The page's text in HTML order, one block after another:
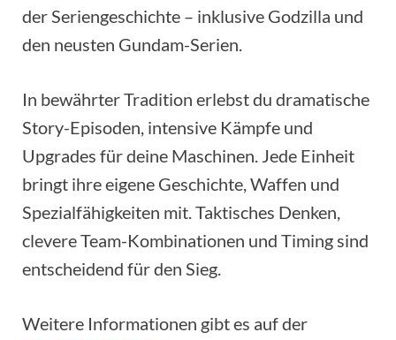
der Seriengeschichte – inklusive Godzilla und
den neusten Gundam-Serien.
In bewährter Tradition erlebst du dramatische
Story-Episoden, intensive Kämpfe und
Upgrades für deine Maschinen. Jede Einheit
bringt ihre eigene Geschichte, Waffen und
Spezialfähigkeiten mit. Taktisches Denken,
clevere Team-Kombinationen und Timing sind
entscheidend für den Sieg.
Weitere Informationen gibt es auf der